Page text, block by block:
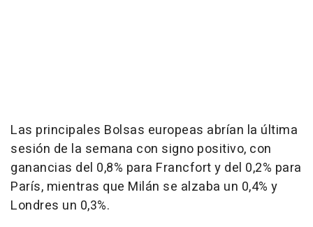
Las principales Bolsas europeas abrían la última
sesión de la semana con signo positivo, con
ganancias del 0,8% para Francfort y del 0,2% para
París, mientras que Milán se alzaba un 0,4% y
Londres un 0,3%.